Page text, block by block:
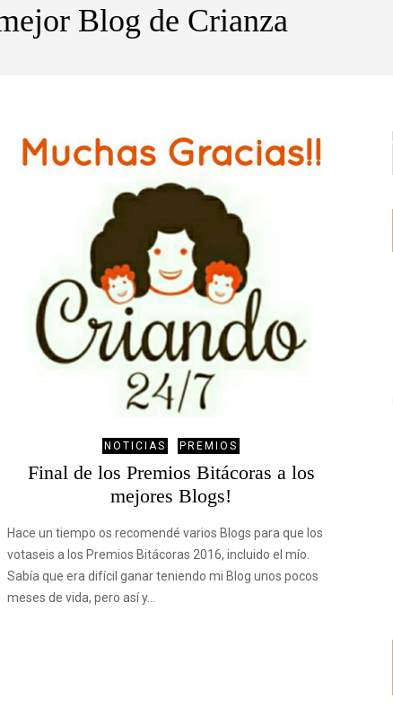
Blog de Crianza
NOTICIAS PREMIOS
Final de los Premios Bitácoras a los
mejores Blogs!
Hace un tiempo os recomendé varios Blogs para que los
votaseis a los Premios Bitácoras 2016, incluido el mío.
Sabía que era difícil ganar teniendo mi Blog unos pocos
meses de vida, pero así y…